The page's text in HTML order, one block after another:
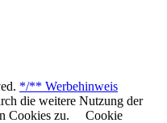
*/** Werbehinweis
die weitere Nutzung der
Cookies zu.
Cookie